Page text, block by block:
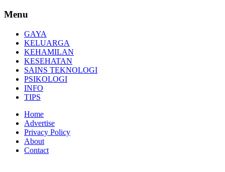
Menu
GAYA
KELUARGA
KEHAMILAN
KESEHATAN
SAINS TEKNOLOGI
PSIKOLOGI
INFO
TIPS
Home
Advertise
Privacy Policy
About
Contact